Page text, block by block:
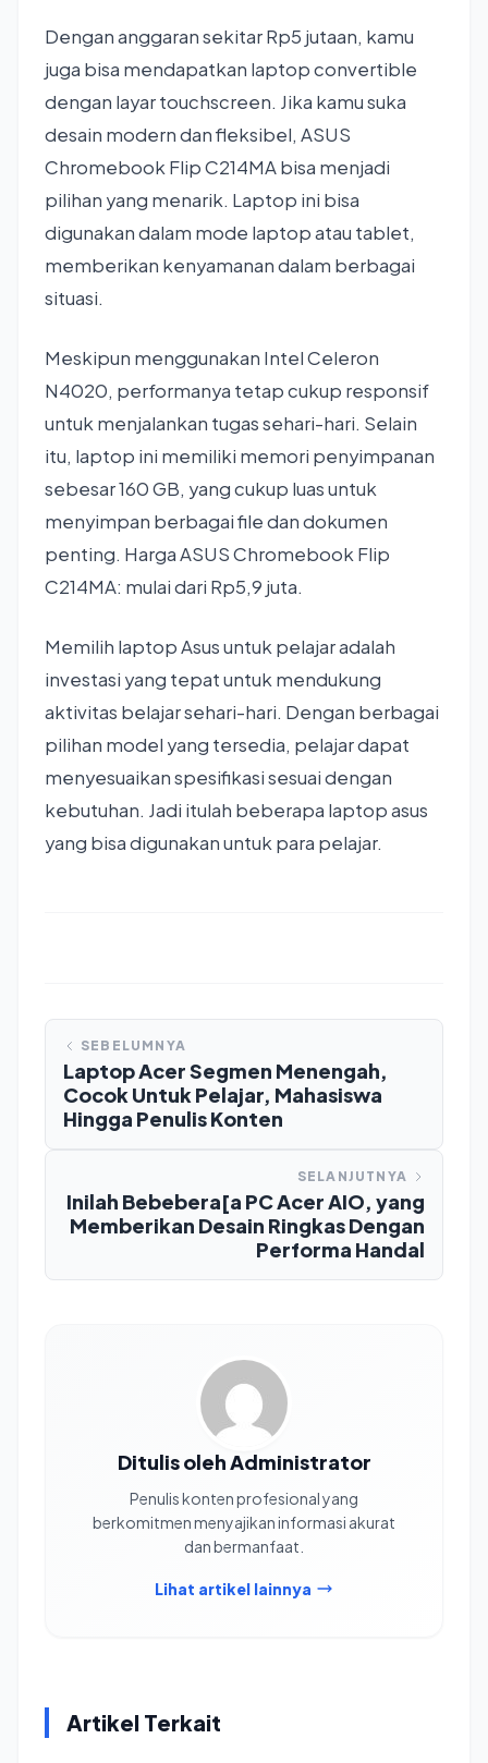
Dengan anggaran sekitar Rp5 jutaan, kamu
juga bisa mendapatkan laptop convertible
dengan layar touchscreen. Jika kamu suka
desain modern dan fleksibel, ASUS
Chromebook Flip C214MA bisa menjadi
pilihan yang menarik. Laptop ini bisa
digunakan dalam mode laptop atau tablet,
memberikan kenyamanan dalam berbagai
situasi.
Meskipun menggunakan Intel Celeron
N4020, performanya tetap cukup responsif
untuk menjalankan tugas sehari-hari. Selain
itu, laptop ini memiliki memori penyimpanan
sebesar 160 GB, yang cukup luas untuk
menyimpan berbagai file dan dokumen
penting. Harga ASUS Chromebook Flip
C214MA: mulai dari Rp5,9 juta.
Memilih laptop Asus untuk pelajar adalah
investasi yang tepat untuk mendukung
aktivitas belajar sehari-hari. Dengan berbagai
pilihan model yang tersedia, pelajar dapat
menyesuaikan spesifikasi sesuai dengan
kebutuhan. Jadi itulah beberapa laptop asus
yang bisa digunakan untuk para pelajar.
SEBELUMNYA
Laptop Acer Segmen Menengah,
Cocok Untuk Pelajar, Mahasiswa
Hingga Penulis Konten
SELANJUTNYA
Inilah Bebebera[a PC Acer AIO, yang
Memberikan Desain Ringkas Dengan
Performa Handal
Ditulis oleh Administrator
Penulis konten profesional yang
berkomitmen menyajikan informasi akurat
dan bermanfaat.
Lihat artikel lainnya
Artikel Terkait